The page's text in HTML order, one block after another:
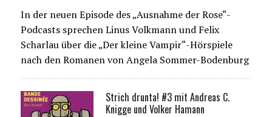
In der neuen Episode des „Ausnahme der Rose“-
Podcasts sprechen Linus Volkmann und Felix
Scharlau über die „Der kleine Vampir“-Hörspiele
nach den Romanen von Angela Sommer-Bodenburg
Strich drunta! #3 mit Andreas C.
Knigge und Volker Hamann